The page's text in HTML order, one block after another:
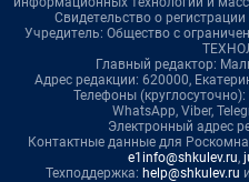
Свидетельство о
Учредитель: Общество с
Главный редактор:
Адрес редакции: 620000,
Телефоны
WhatsApp, Viber,
Электронный адрес
Контактные данные для
e1info@shkulev.ru,
Техподдержка: help@shkulev.ru